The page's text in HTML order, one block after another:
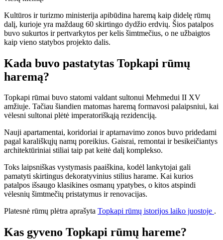
Kultūros ir turizmo ministerija apibūdina haremą kaip didelę rūmų
dalį, kurioje yra maždaug 60 skirtingo dydžio erdvių. Šios patalpos
buvo sukurtos ir pertvarkytos per kelis šimtmečius, o ne užbaigtos
kaip vieno statybos projekto dalis.
Kada buvo pastatytas Topkapi rūmų
haremą?
Topkapi rūmai buvo statomi valdant sultonui Mehmedui II XV
amžiuje. Tačiau šiandien matomas haremą formavosi palaipsniui, kai
vėlesni sultonai plėtė imperatoriškąją rezidenciją.
Nauji apartamentai, koridoriai ir aptarnavimo zonos buvo pridedami
pagal karališkųjų namų poreikius. Gaisrai, remontai ir besikeičiantys
architektūriniai stiliai taip pat keitė dalį komplekso.
Toks laipsniškas vystymasis paaiškina, kodėl lankytojai gali
pamatyti skirtingus dekoratyvinius stilius harame. Kai kurios
patalpos išsaugo klasikines osmanų ypatybes, o kitos atspindi
vėlesnių šimtmečių pristatymus ir renovacijas.
Platesnė rūmų plėtra aprašyta Topkapi rūmų istorijos laiko juostoje .
Kas gyveno Topkapi rūmų hareme?